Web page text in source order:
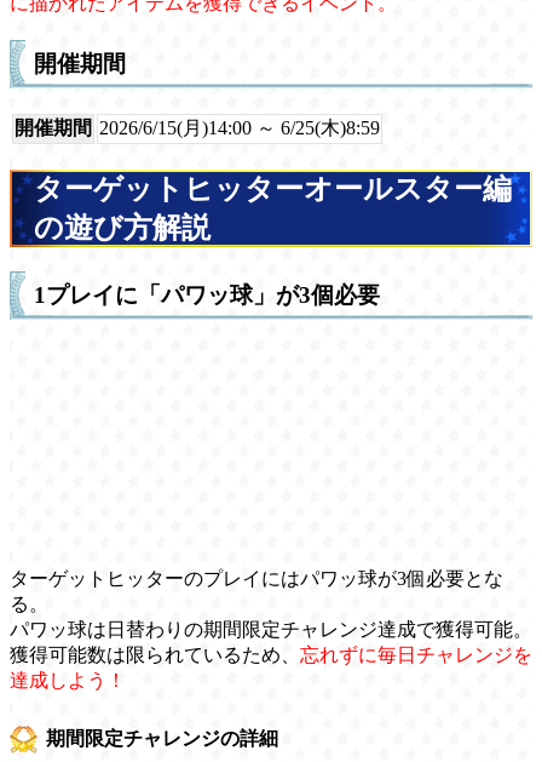
開催期間
開催期間 2026/6/15(月)14:00 ～ 6/25(木)8:59
ターゲットヒッターオールスター編
の遊び方解説
1プレイに「パワッ球」が3個必要
ターゲットヒッターのプレイにはパワッ球が3個必要とな
る。
パワッ球は日替わりの期間限定チャレンジ達成で獲得可能。
獲得可能数は限られているため、 忘れずに毎日チャレンジを
達成しよう！
期間限定チャレンジの詳細